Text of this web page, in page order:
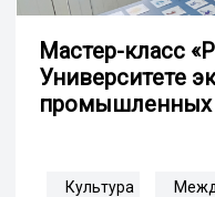
Мастер-класс
Университете
промышленных
Культура